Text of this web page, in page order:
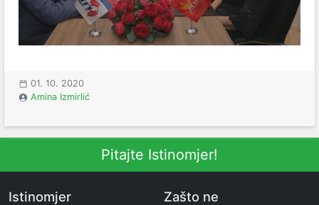
01. 10. 2020
Amina Izmirlić
Pitajte Istinomjer!
Istinomjer Zašto ne